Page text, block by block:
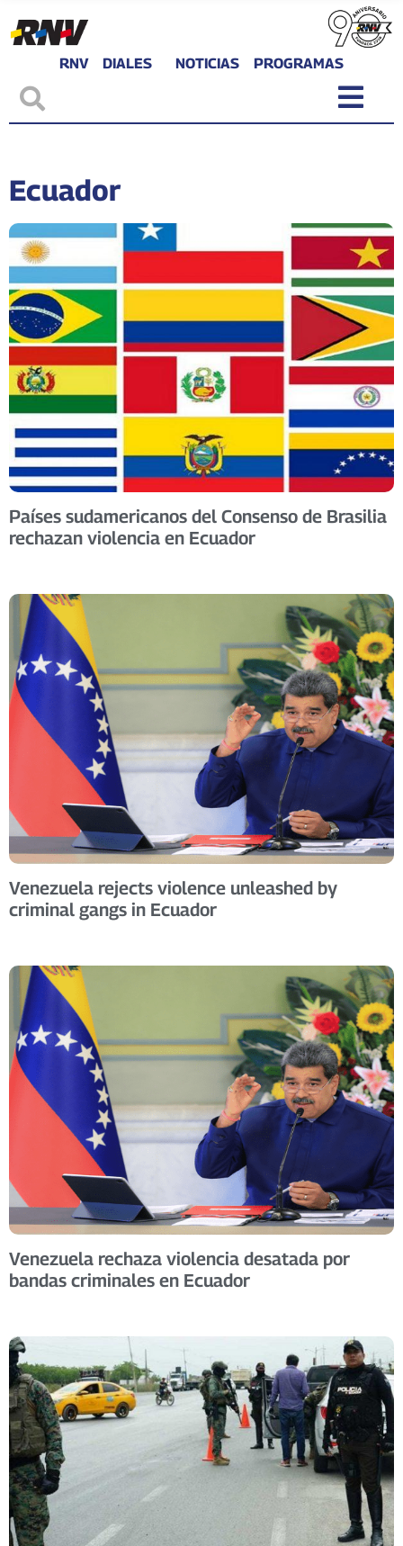
RNV DIALES NOTICIAS PROGRAMAS
Ecuador
Países sudamericanos del Consenso de Brasilia
rechazan violencia en Ecuador
Venezuela rejects violence unleashed by
criminal gangs in Ecuador
Venezuela rechaza violencia desatada por
bandas criminales en Ecuador